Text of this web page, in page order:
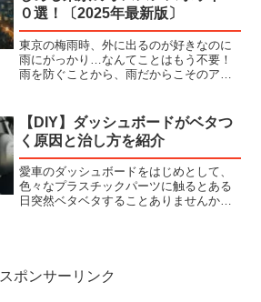
０選！〔2025年最新版〕
東京の梅雨時、外に出るのが好きなのに
雨にがっかり…なんてことはもう不要！
雨を防ぐことから、雨だからこそのアク
型スポットを厳選しました。１.チームラ
ボプラネッツ TOKY...
【DIY】ダッシュボードがベタつ
く原因と治し方を紹介
愛車のダッシュボードをはじめとして、
色々なプラスチックパーツに触るとある
日突然ベタベタすることありませんか？
スポンサーリンク